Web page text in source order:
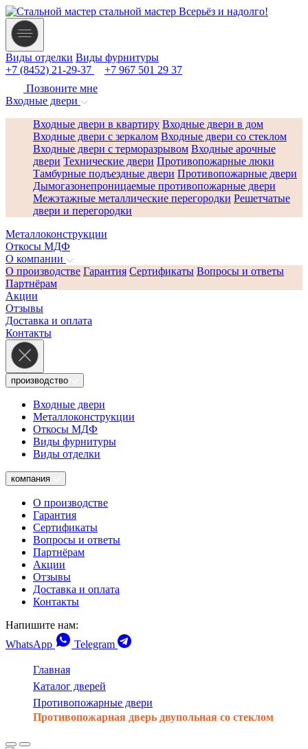
стальной мастер Всерьёз и надолго!
Виды отделки Виды фурнитуры
+7 (8452) 21-29-37
+7 967 501 29 37
Позвоните мне
Входные двери
Входные двери в квартиру Входные двери в дом
Входные двери с зеркалом Входные двери со стеклом
Входные двери с терморазрывом Входные арочные
двери Технические двери Противопожарные люки
Тамбурные подъездные двери Противопожарные двери
Дымогазонепроницаемые противопожарные двери
Межэтажные металлические перегородки Решетчатые
двери и перегородки
Металлоконструкции
Откосы МДФ
О компании
О производстве Гарантия Сертификаты Вопросы и ответы
Партнёрам
Акции
Отзывы
Доставка и оплата
Контакты
производство
Входные двери
Металлоконструкции
Откосы МДФ
Виды фурнитуры
Виды отделки
компания
О производстве
Гарантия
Сертификаты
Вопросы и ответы
Партнёрам
Акции
Отзывы
Доставка и оплата
Контакты
Напишите нам:
WhatsApp
Telegram
Главная
Каталог дверей
Противопожарные двери
Противопожарная дверь двупольная со стеклом